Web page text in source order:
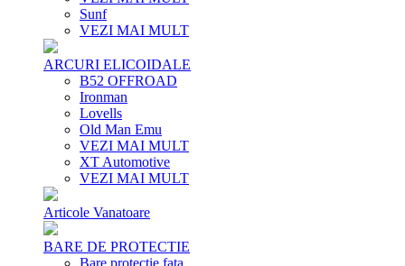
Sunf
VEZI MAI MULT
ARCURI ELICOIDALE
B52 OFFROAD
Ironman
Lovells
Old Man Emu
VEZI MAI MULT
XT Automotive
VEZI MAI MULT
Articole Vanatoare
BARE DE PROTECTIE
Bare protectie fata